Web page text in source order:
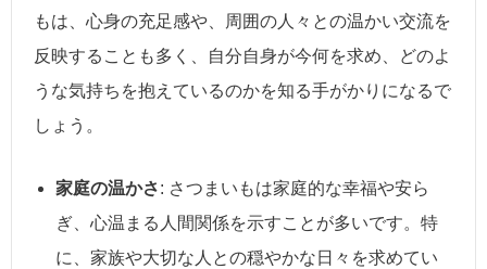
もは、心身の充足感や、周囲の人々との温かい交流を
反映することも多く、自分自身が今何を求め、どのよ
うな気持ちを抱えているのかを知る手がかりになるで
しょう。
家庭の温かさ: さつまいもは家庭的な幸福や安ら
ぎ、心温まる人間関係を示すことが多いです。特
に、家族や大切な人との穏やかな日々を求めてい